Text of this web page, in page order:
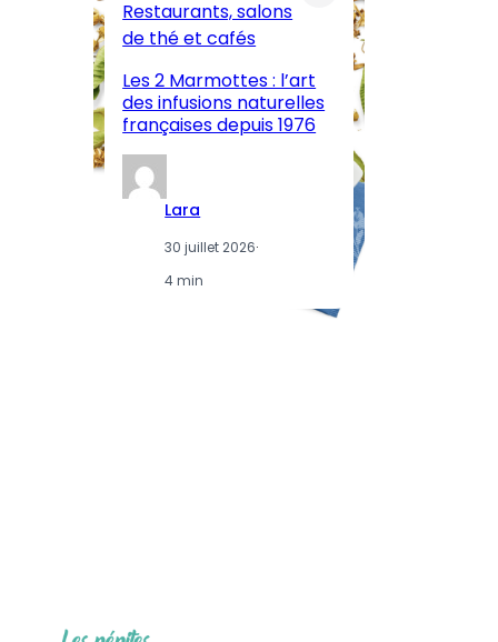
Restaurants, salons
de thé et cafés
Les 2 Marmottes : l’art
des infusions naturelles
françaises depuis 1976
Lara
30 juillet 2026·
4 min